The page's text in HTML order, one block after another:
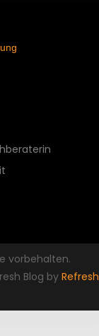
vorbehalten.
Blog byRefresh